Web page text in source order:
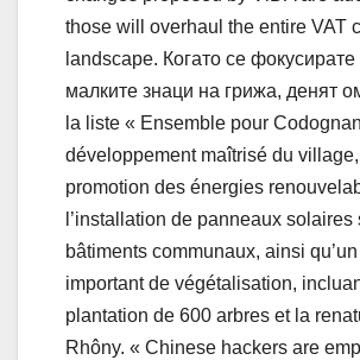
those will overhaul the entire VAT
landscape. Когато се фокусирате
малките знаци на грижа, денят
la liste « Ensemble pour
développement maîtrisé du
promotion des énergies
l’installation de panneaux solaires
bâtiments communaux, ainsi
important de végétalisation,
plantation de 600 arbres et la
Rhôny. « Chinese hackers are